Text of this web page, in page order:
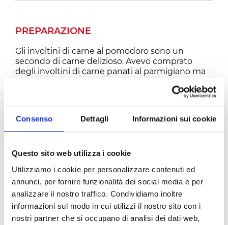
Consenso Dettagli Informazioni sui cookie
Questo sito web utilizza i cookie
Utilizziamo i cookie per personalizzare contenuti ed
annunci, per fornire funzionalità dei social media e per
analizzare il nostro traffico. Condividiamo inoltre
informazioni sul modo in cui utilizzi il nostro sito con i
nostri partner che si occupano di analisi dei dati web,
PREPARAZIONE
Gli involtini di carne al pomodoro sono un
secondo di carne delizioso. Avevo comprato
degli involtini di carne panati al parmigiano ma
volevo renderli più saporiti. Così ho pensato di
pomodoro sono facilissimi e deliziosi, piacciono
proprio a tutti! Ecco gli ingredienti che vi
e veloci da preparare: come prima cosa mettete
gli spiedini di carne all’interno di una padella e
fateli dorare su entrambi i lati, potete scegliere
gli involtini che preferite, io ho preso quelli
panati al parmigiano.